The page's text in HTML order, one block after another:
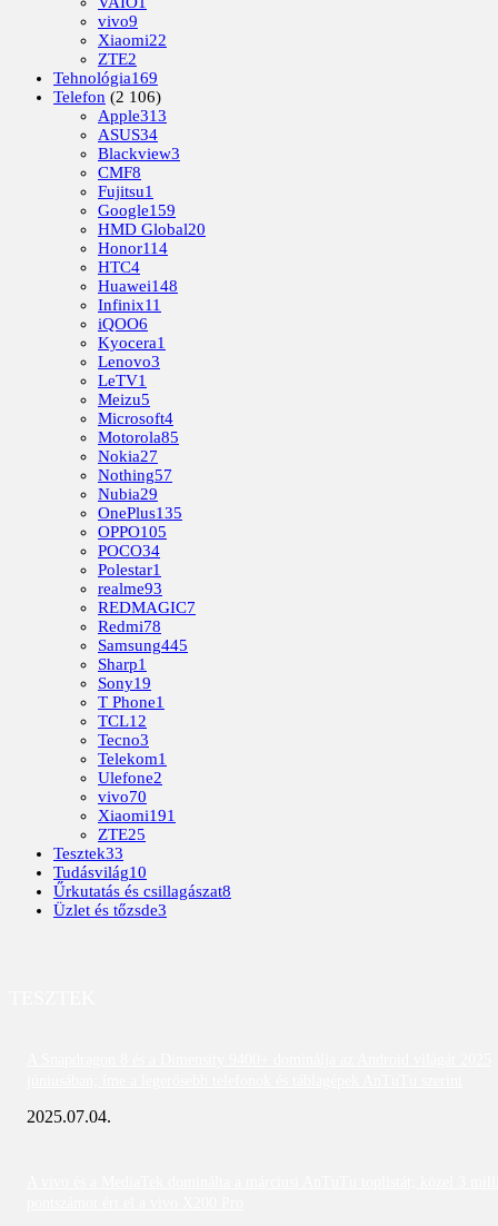
vivo9
Xiaomi22
ZTE2
Tehnológia169
Telefon (2 106)
Apple313
ASUS34
Blackview3
CMF8
Fujitsu1
Google159
HMD Global20
Honor114
HTC4
Huawei148
Infinix11
iQOO6
Kyocera1
Lenovo3
LeTV1
Meizu5
Microsoft4
Motorola85
Nokia27
Nothing57
Nubia29
OnePlus135
OPPO105
POCO34
Polestar1
realme93
REDMAGIC7
Redmi78
Samsung445
Sharp1
Sony19
T Phone1
TCL12
Tecno3
Telekom1
Ulefone2
vivo70
Xiaomi191
ZTE25
Tesztek33
Tudásvilág10
Űrkutatás és csillagászat8
Üzlet és tőzsde3
2025.07.04.